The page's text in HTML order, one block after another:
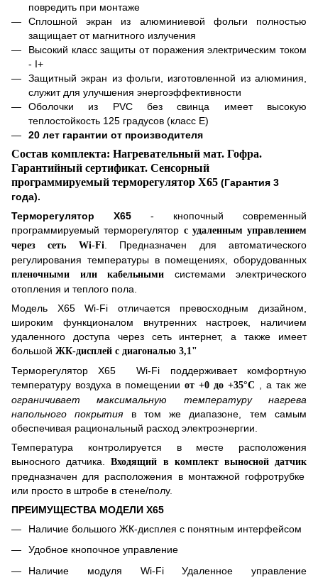
повредить при монтаже
Сплошной экран из алюминиевой фольги полностью
защищает от магнитного излучения
Высокий класс защиты от поражения электрическим током
- I+
Защитный экран из фольги, изготовленной из алюминия,
служит для улучшения энергоэффективности
Оболочки из PVC без свинца имеет высокую
теплостойкость 125 градусов (класс Е)
20 лет гарантии от производителя
Состав комплекта: Нагревательный мат. Гофра.
Гарантийный сертификат. Сенсорный
программируемый терморегулятор X65 (Гарантия 3
года).
Терморегулятор X65 - кнопочный современный
программируемый терморегулятор c удаленным управлением
через сеть Wi-Fi . Предназначен для автоматического
регулирования температуры в помещениях, оборудованных
пленочными или кабельными системами электрического
отопления и теплого пола.
Модель X65Wi-Fi отличается превосходным дизайном,
широким функционалом внутренних настроек, наличием
удаленного доступа через сеть интернет, а также имеет
большой ЖК-дисплей с диагональю 3,1"
ТерморегуляторX65Wi-Fi поддерживает комфортную
температуру воздуха в помещении от +0 до +35°С
, а так же
ограничивает максимальную температуру нагрева
напольного покрытияв том же диапазоне, тем самым
обеспечивая рациональный расход электроэнергии.
Температура контролируется в месте расположения
выносного датчика.Входящий в комплект выносной датчик
предназначен для расположения в монтажной гофротрубке
или просто в штробе в стене/полу.
ПРЕИМУЩЕСТВА МОДЕЛИ X65
Наличие большого ЖК-дисплея с понятным интерфейсом
Удобное кнопочное управление
Наличие модуля Wi-Fi Удаленное управление